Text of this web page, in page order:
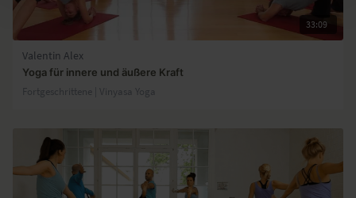
33:09
Valentin Alex
Yoga für innere und äußere Kraft
Fortgeschrittene | Vinyasa Yoga